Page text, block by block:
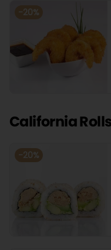
-20%
California
-20%